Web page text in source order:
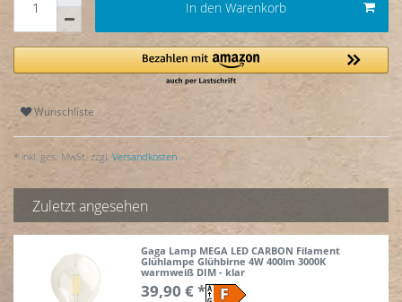
In den Warenkorb
Wunschliste
* inkl. ges. MwSt. zzgl. Versandkosten
Zuletzt angesehen
Gaga Lamp MEGA LED CARBON Filament
Glühlampe Glühbirne 4W 400lm 3000K
warmweiß DIM - klar
39,90 € *